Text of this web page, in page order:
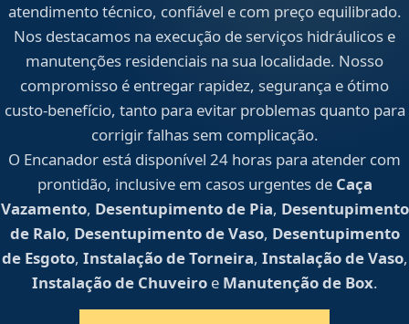
atendimento técnico, confiável e com preço equilibrado.
Nos destacamos na execução de serviços hidráulicos e
manutenções residenciais na sua localidade. Nosso
compromisso é entregar rapidez, segurança e ótimo
custo-benefício, tanto para evitar problemas quanto para
corrigir falhas sem complicação.
O Encanador está disponível 24 horas para atender com
prontidão, inclusive em casos urgentes de Caça
Vazamento, Desentupimento de Pia, Desentupimento
de Ralo, Desentupimento de Vaso, Desentupimento
de Esgoto, Instalação de Torneira, Instalação de Vaso,
Instalação de Chuveiroe Manutenção de Box.